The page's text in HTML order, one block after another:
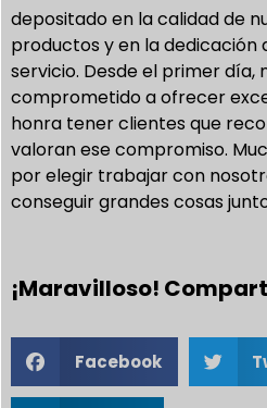
depositado en la calidad de
productos y en la dedicación
servicio. Desde el primer día,
comprometido a ofrecer
honra tener clientes que
valoran ese compromiso.
por elegir trabajar con
conseguir grandes cosas
¡Maravilloso!
Facebook